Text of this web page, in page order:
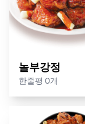
놀부강정
한줄평 0개